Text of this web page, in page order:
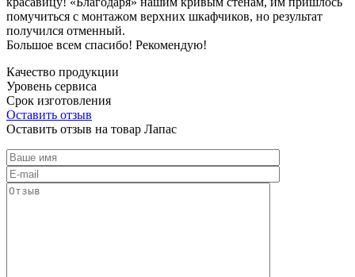
помучиться с монтажом верхних шкафчиков, но результат
получился отменный.
Большое всем спасибо! Рекомендую!
Качество продукции
Уровень сервиса
Срок изготовления
Оставить отзыв
Оставить отзыв на товар Лапас